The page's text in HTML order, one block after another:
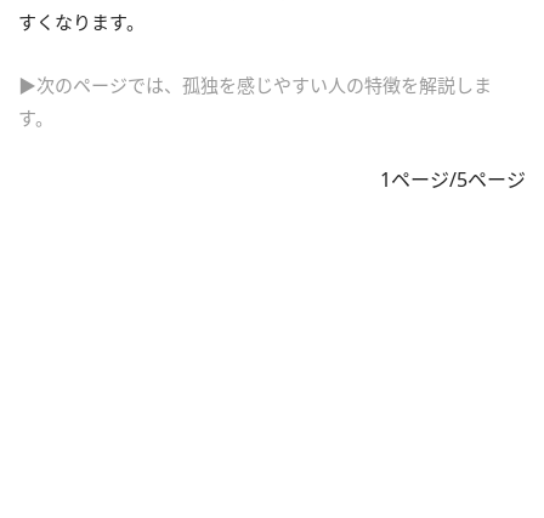
すくなります。
▶次のページでは、孤独を感じやすい人の特徴を解説しま
す。
1ページ/5ページ